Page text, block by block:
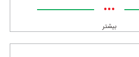
•••
بیشتر